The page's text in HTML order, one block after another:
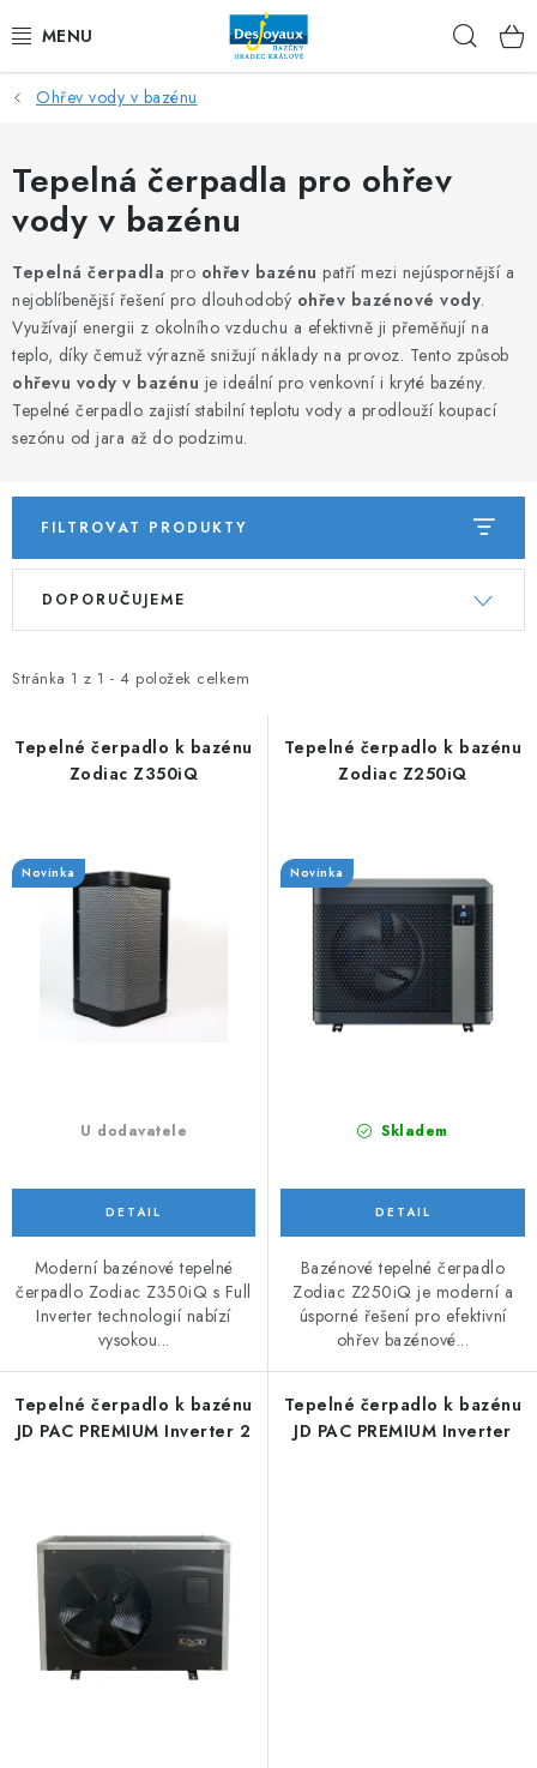
na
VYSAVAČE
OHŘEV VODY V BAZÉNU
ÚPRAVA VODY V BAZÉNU
PŘÍSLUŠENSTVÍ A CHEMIE DESJOYAUX
ZAKRYTÍ BAZÉNU
BAZAR
Moje objednávka
Kontakty
Ohřev vody v bazénu
Tepelná čerpadla pro ohřev
vody v bazénu
Tepelná čerpadla pro ohřev bazénu patří mezi nejúspornější a
nejoblíbenější řešení pro dlouhodobý ohřev bazénové vody.
Využívají energii z okolního vzduchu a efektivně ji přeměňují na
teplo, díky čemuž výrazně snižují náklady na provoz. Tento způsob
ohřevu vody v bazénu je ideální pro venkovní i kryté bazény.
Tepelné čerpadlo zajistí stabilní teplotu vody a prodlouží koupací
sezónu od jara až do podzimu.
FILTROVAT PRODUKTY
V
i
p
d
u
Stránka 1 z 1 - 4 položek celkem
Ř
e
í
o
d
DOPORUČUJEME
Tepelné čerpadlo k bazénu
Zodiac Z350iQ
Novinka
U dodavatele
Moderní bazénové tepelné
čerpadlo Zodiac Z350iQ s Full
Inverter technologií nabízí
vysokou...
Tepelné čerpadlo k bazénu
Zodiac Z250iQ
Novinka
Skladem
Bazénové tepelné čerpadlo
Zodiac Z250iQ je moderní a
úsporné řešení pro efektivní
ohřev bazénové...
Tepelné čerpadlo k bazénu
JD PAC PREMIUM Inverter 2
Tepelné čerpadlo k bazénu
JD PAC PREMIUM Inverter